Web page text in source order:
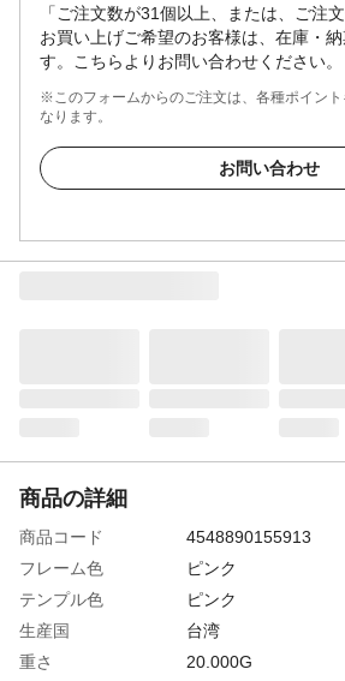
「ご注文数が31個以上、または、ご注
お買い上げご希望のお客様は、在庫・
す。こちらよりお問い合わせください。
※このフォームからのご注文は、各種ポイント
なります。
お問い合わせ
商品の詳細
商品コード
4548890155913
フレーム色
ピンク
テンプル色
ピンク
生産国
台湾
重さ
20.000G